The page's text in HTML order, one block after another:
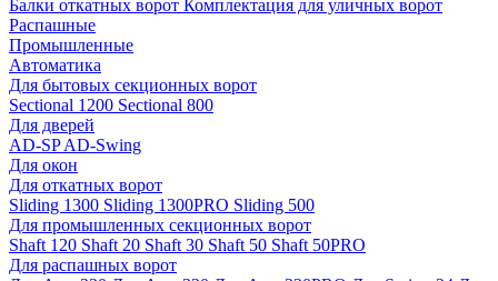
Балки откатных ворот Комплектация для уличных ворот
Распашные
Промышленные
Автоматика
Для бытовых секционных ворот
Sectional 1200 Sectional 800
Для дверей
AD-SPAD-Swing
Для окон
Для откатных ворот
Sliding 1300 Sliding 1300PRO Sliding 500
Для промышленных секционных ворот
Shaft 120 Shaft 20 Shaft 30 Shaft 50 Shaft 50PRO
Для распашных ворот